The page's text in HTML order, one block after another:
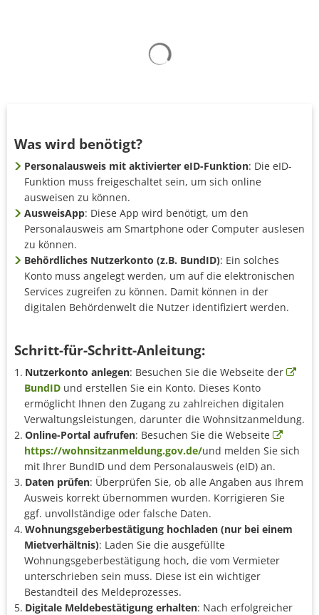
Was wird benötigt?
Personalausweis mit aktivierter eID-Funktion: Die eID-
Funktion muss freigeschaltet sein, um sich online
ausweisen zu können.
AusweisApp: Diese App wird benötigt, um den
Personalausweis am Smartphone oder Computer auslesen
zu können.
Behördliches Nutzerkonto (z.B. BundID): Ein solches
Konto muss angelegt werden, um auf die elektronischen
Services zugreifen zu können. Damit können in der
digitalen Behördenwelt die Nutzer identifiziert werden.
Schritt-für-Schritt-Anleitung:
Nutzerkonto anlegen: Besuchen Sie die Webseite der
BundID und erstellen Sie ein Konto. Dieses Konto
ermöglicht Ihnen den Zugang zu zahlreichen digitalen
Verwaltungsleistungen, darunter die Wohnsitzanmeldung.
Online-Portal aufrufen: Besuchen Sie die Webseite
https://wohnsitzanmeldung.gov.de/und melden Sie sich
mit Ihrer BundID und dem Personalausweis (eID) an.
Daten prüfen: Überprüfen Sie, ob alle Angaben aus Ihrem
Ausweis korrekt übernommen wurden. Korrigieren Sie
ggf. unvollständige oder falsche Daten.
Wohnungsgeberbestätigung hochladen (nur bei einem
Mietverhältnis): Laden Sie die ausgefüllte
Wohnungsgeberbestätigung hoch, die vom Vermieter
unterschrieben sein muss. Diese ist ein wichtiger
Bestandteil des Meldeprozesses.
Digitale Meldebestätigung erhalten: Nach erfolgreicher